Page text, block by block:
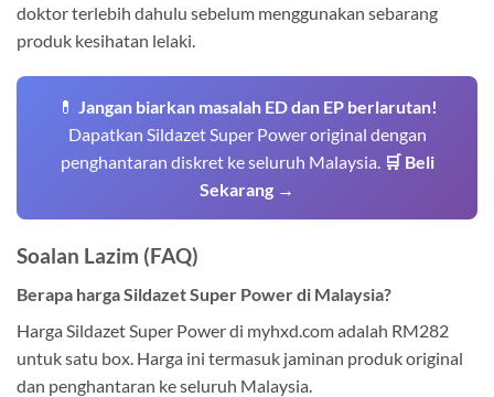
doktor terlebih dahulu sebelum menggunakan sebarang
produk kesihatan lelaki.
💊 Jangan biarkan masalah ED dan EP berlarutan!
Dapatkan Sildazet Super Power original dengan
penghantaran diskret ke seluruh Malaysia. 🛒 Beli
Sekarang →
Soalan Lazim (FAQ)
Berapa harga Sildazet Super Power di Malaysia?
Harga Sildazet Super Power di myhxd.com adalah RM282
untuk satu box. Harga ini termasuk jaminan produk original
dan penghantaran ke seluruh Malaysia.